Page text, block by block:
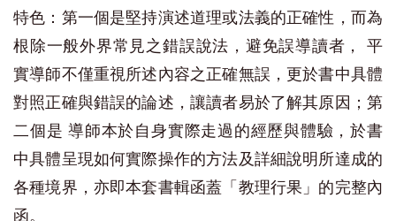
特色：第一個是堅持演述道理或法義的正確性，而為
根除一般外界常見之錯誤說法，避免誤導讀者， 平
實導師不僅重視所述內容之正確無誤，更於書中具體
對照正確與錯誤的論述，讓讀者易於了解其原因；第
二個是 導師本於自身實際走過的經歷與體驗，於書
中具體呈現如何實際操作的方法及詳細說明所達成的
各種境界，亦即本套書輯函蓋「教理行果」的完整內
函。